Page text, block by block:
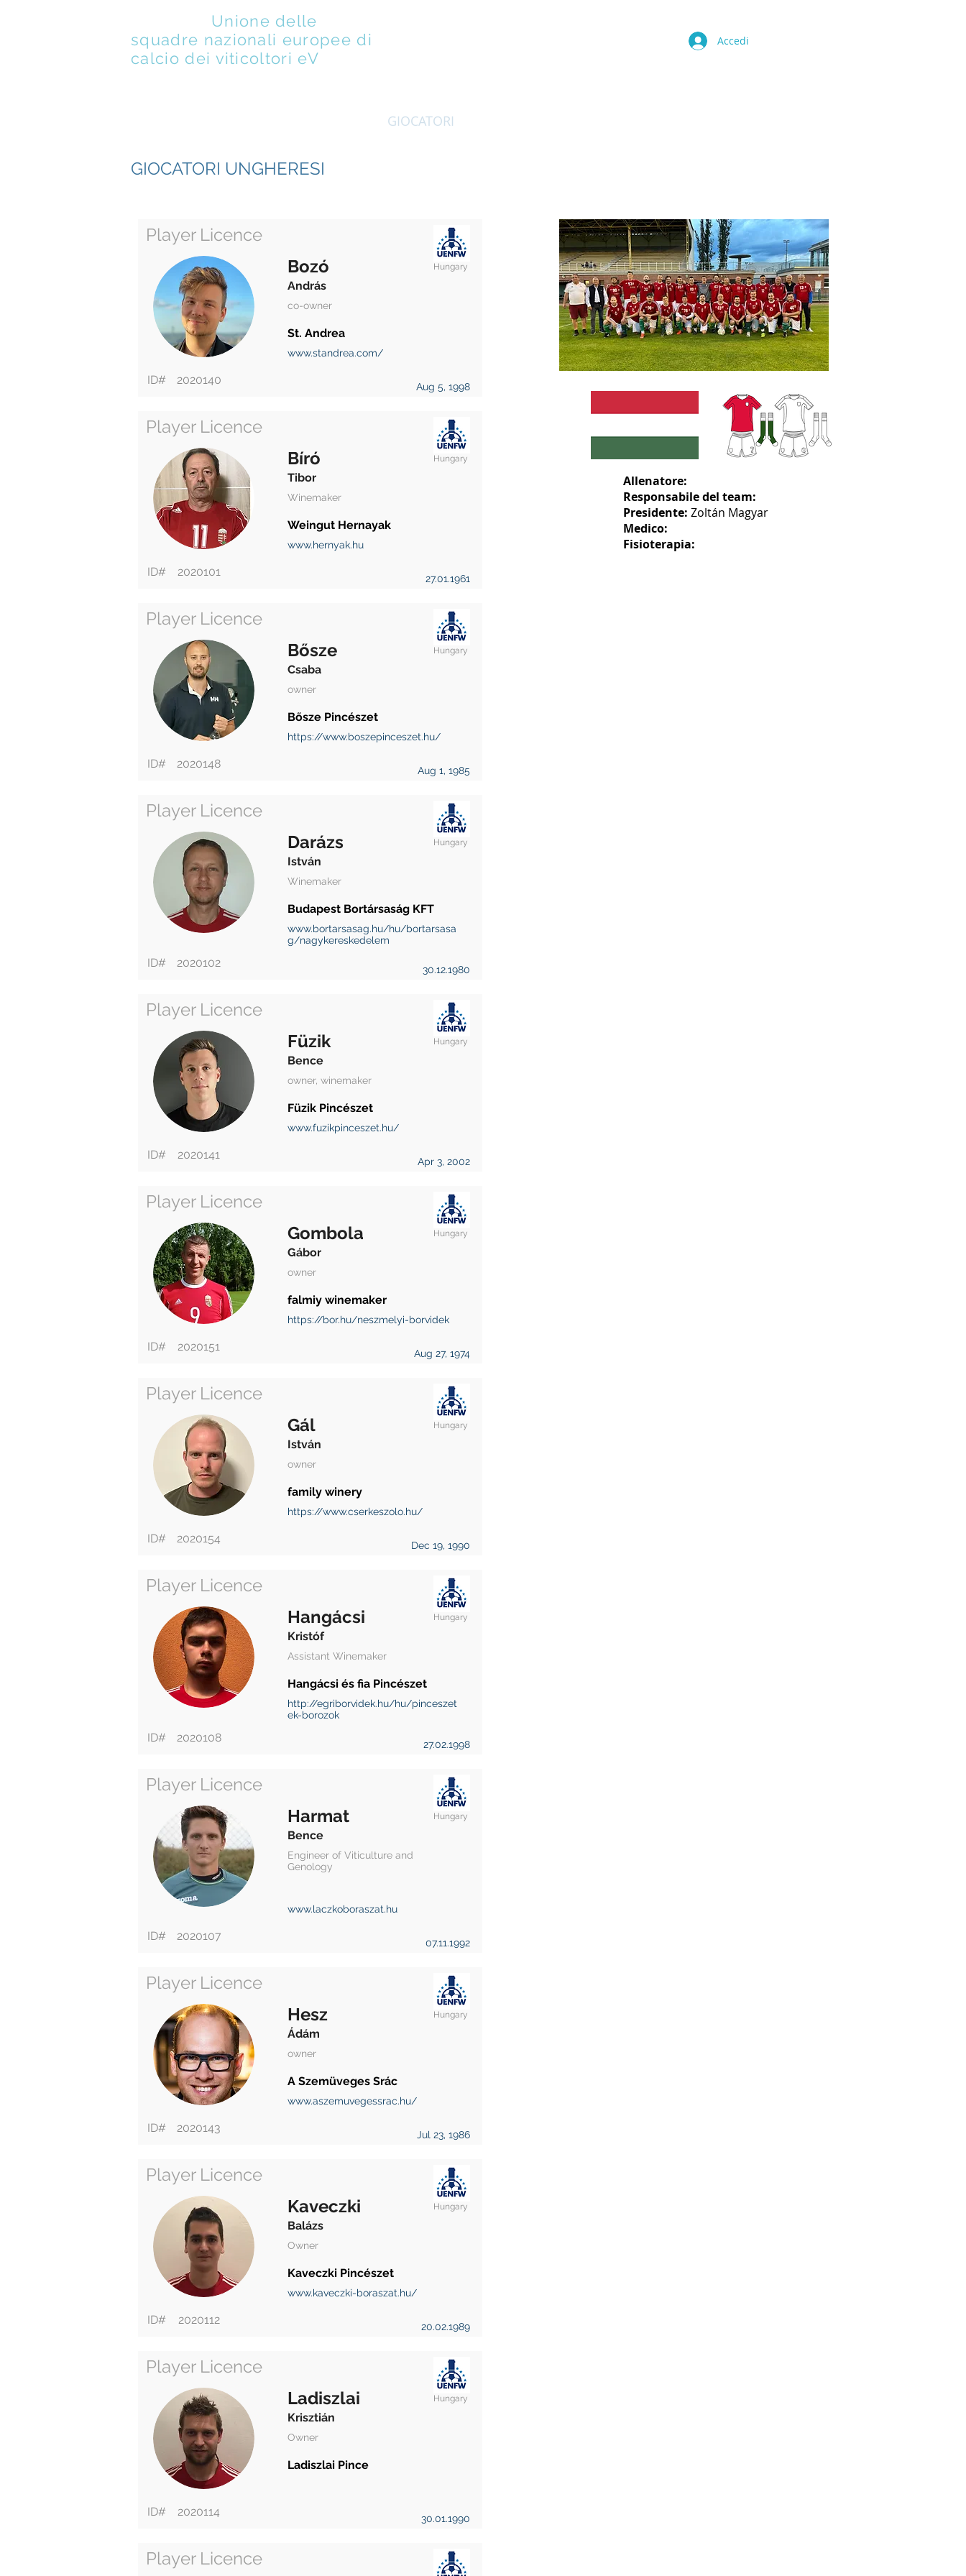
Unione delle
squadre nazionali europee di
calcio dei viticoltori eV
Accedi
GIOCATORI
GIOCATORI UNGHERESI
Player Licence
ID# 2020140
Bozó Hungary
András
co-owner
St. Andrea
www.standrea.com/
Aug 5, 1998
Player Licence
ID# 2020101
Bíró Hungary
Tibor
Winemaker
Weingut Hernayak
www.hernyak.hu
27.01.1961
Player Licence
ID# 2020148
Bősze Hungary
Csaba
owner
Bősze Pincészet
https://www.boszepinceszet.hu/
Aug 1, 1985
Player Licence
ID# 2020102
Darázs Hungary
István
Winemaker
Budapest Bortársaság KFT
www.bortarsasag.hu/hu/bortarsasa
g/nagykereskedelem
30.12.1980
Player Licence
ID# 2020141
Füzik Hungary
Bence
owner, winemaker
Füzik Pincészet
www.fuzikpinceszet.hu/
Apr 3, 2002
Player Licence
ID# 2020151
Gombola Hungary
Gábor
owner
falmiy winemaker
https://bor.hu/neszmelyi-borvidek
Aug 27, 1974
Player Licence
ID# 2020154
Gál Hungary
István
owner
family winery
https://www.cserkeszolo.hu/
Dec 19, 1990
Player Licence
ID# 2020108
Hangácsi Hungary
Kristóf
Assistant Winemaker
Hangácsi és fia Pincészet
http://egriborvidek.hu/hu/pinceszet
ek-borozok
27.02.1998
Player Licence
ID# 2020107
Harmat Hungary
Bence
Engineer of Viticulture and
Genology
www.laczkoboraszat.hu
07.11.1992
Player Licence
ID# 2020143
Hesz Hungary
Ádám
owner
A Szemüveges Srác
www.aszemuvegessrac.hu/
Jul 23, 1986
Player Licence
ID# 2020112
Kaveczki Hungary
Balázs
Owner
Kaveczki Pincészet
www.kaveczki-boraszat.hu/
20.02.1989
Player Licence
ID# 2020114
Ladiszlai Hungary
Krisztián
Owner
Ladiszlai Pince
30.01.1990
Player Licence
Allenatore:
Responsabile del team:
Presidente: Zoltán Magyar
Medico:
Fisioterapia: